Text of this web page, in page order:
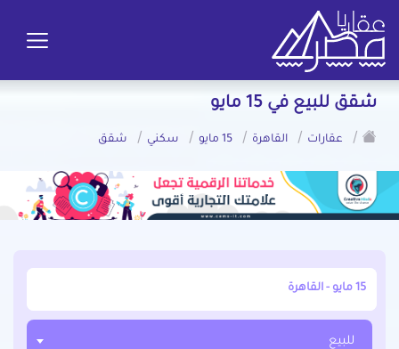
شقق للبيع في 15 مايو
/
عقارات / القاهرة / 15 مايو / سكني / شقق
أبحث عن مدينة, محافظة, حي
للبيع